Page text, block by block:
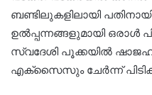
ബണ്ടിലുകളിലായി
ഉൽപ്പന്നങ്ങളുമായി ഒരാൾ
സ്വദേശി പൂക്കയിൽ
എക്സൈസും ചേർന്ന്